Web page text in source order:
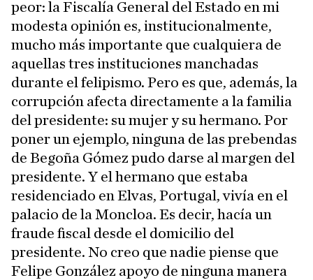
peor: la Fiscalía General del Estado en mi
modesta opinión es, institucionalmente,
mucho más importante que cualquiera de
aquellas tres instituciones manchadas
durante el felipismo. Pero es que, además, la
corrupción afecta directamente a la familia
del presidente: su mujer y su hermano. Por
poner un ejemplo, ninguna de las prebendas
de Begoña Gómez pudo darse al margen del
presidente. Y el hermano que estaba
residenciado en Elvas, Portugal, vivía en el
palacio de la Moncloa. Es decir, hacía un
fraude fiscal desde el domicilio del
presidente. No creo que nadie piense que
Felipe González apoyo de ninguna manera